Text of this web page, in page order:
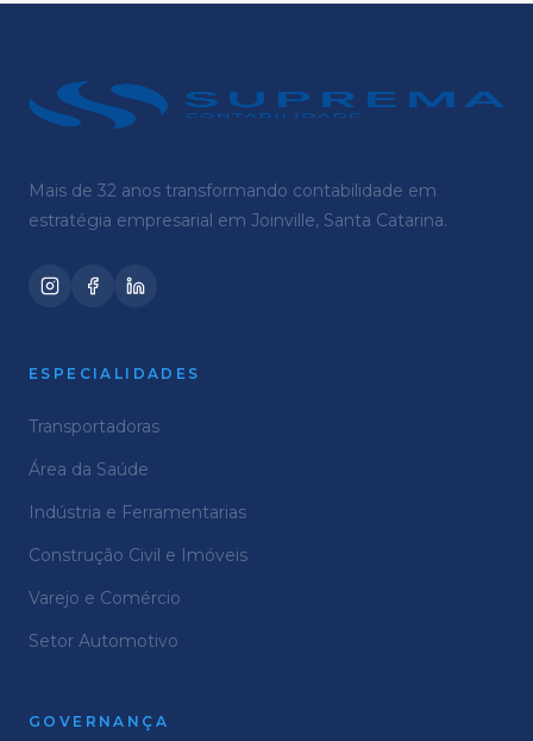
Mais de 32 anos transformando contabilidade em
estratégia empresarial em Joinville, Santa Catarina.
ESPECIALIDADES
Transportadoras
Área da Saúde
Indústria e Ferramentarias
Construção Civil e Imóveis
Varejo e Comércio
Setor Automotivo
GOVERNANÇA